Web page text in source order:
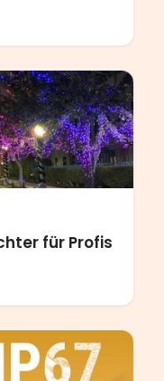
für Profis